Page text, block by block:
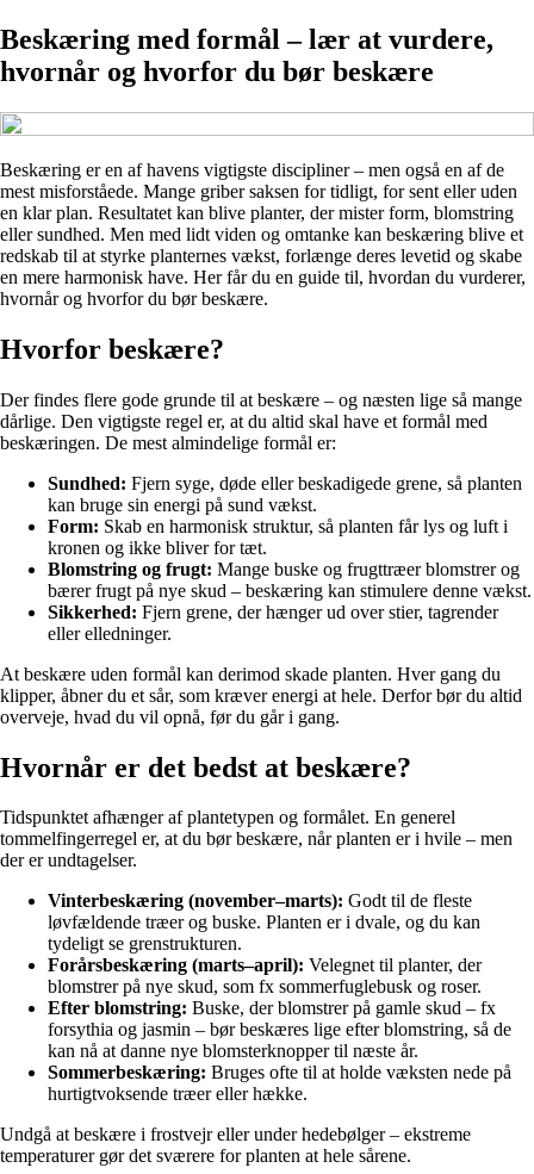
Beskæring med formål – lær at vurdere,
hvornår og hvorfor du bør beskære
Beskæring er en af havens vigtigste discipliner – men også en af de
mest misforståede. Mange griber saksen for tidligt, for sent eller uden
en klar plan. Resultatet kan blive planter, der mister form, blomstring
eller sundhed. Men med lidt viden og omtanke kan beskæring blive et
redskab til at styrke planternes vækst, forlænge deres levetid og skabe
en mere harmonisk have. Her får du en guide til, hvordan du vurderer,
hvornår og hvorfor du bør beskære.
Hvorfor beskære?
Der findes flere gode grunde til at beskære – og næsten lige så mange
dårlige. Den vigtigste regel er, at du altid skal have et formål med
beskæringen. De mest almindelige formål er:
Sundhed: Fjern syge, døde eller beskadigede grene, så planten
kan bruge sin energi på sund vækst.
Form: Skab en harmonisk struktur, så planten får lys og luft i
kronen og ikke bliver for tæt.
Blomstring og frugt: Mange buske og frugttræer blomstrer og
bærer frugt på nye skud – beskæring kan stimulere denne vækst.
Sikkerhed: Fjern grene, der hænger ud over stier, tagrender
eller elledninger.
At beskære uden formål kan derimod skade planten. Hver gang du
klipper, åbner du et sår, som kræver energi at hele. Derfor bør du altid
overveje, hvad du vil opnå, før du går i gang.
Hvornår er det bedst at beskære?
Tidspunktet afhænger af plantetypen og formålet. En generel
tommelfingerregel er, at du bør beskære, når planten er i hvile – men
der er undtagelser.
Vinterbeskæring (november–marts): Godt til de fleste
løvfældende træer og buske. Planten er i dvale, og du kan
tydeligt se grenstrukturen.
Forårsbeskæring (marts–april): Velegnet til planter, der
blomstrer på nye skud, som fx sommerfuglebusk og roser.
Efter blomstring: Buske, der blomstrer på gamle skud – fx
forsythia og jasmin – bør beskæres lige efter blomstring, så de
kan nå at danne nye blomsterknopper til næste år.
Sommerbeskæring: Bruges ofte til at holde væksten nede på
hurtigtvoksende træer eller hække.
Undgå at beskære i frostvejr eller under hedebølger – ekstreme
temperaturer gør det sværere for planten at hele sårene.